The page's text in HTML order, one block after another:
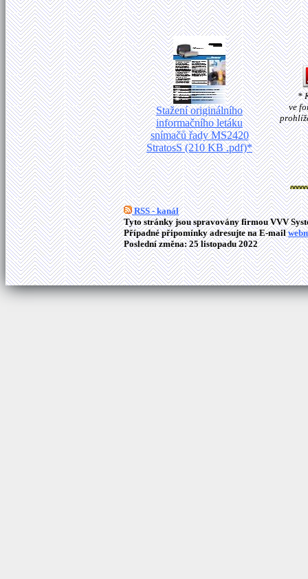
Stažení originálního
informačního letáku
snímačů řady MS2420
StratosS (210 KB .pdf)*
*
ve
RSS - kanál
Tyto stránky jsou spravovány firmou VVV
Případné připomínky adresujte na E-mail
Poslední změna: 25 listopadu 2022